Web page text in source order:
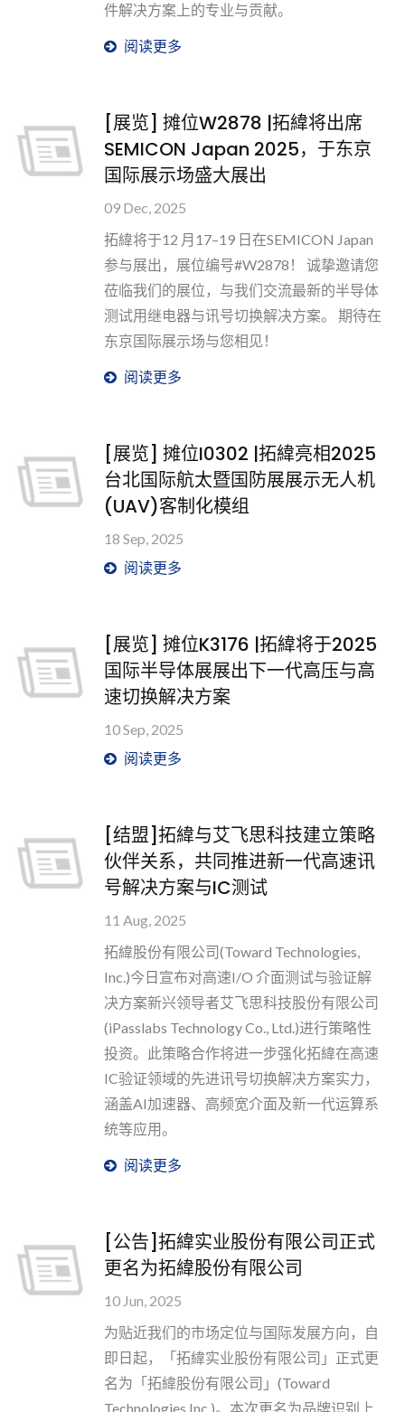
件解决方案上的专业与贡献。
阅读更多
[展览] 摊位W2878 |拓緯将出席
SEMICON Japan 2025，于东京
国际展示场盛大展出
09 Dec, 2025
拓緯将于12 月17–19 日在SEMICON Japan
参与展出，展位编号#W2878！ 诚挚邀请您
莅临我们的展位，与我们交流最新的半导体
测试用继电器与讯号切换解决方案。 期待在
东京国际展示场与您相见！
阅读更多
[展览] 摊位I0302 |拓緯亮相2025
台北国际航太暨国防展展示无人机
(UAV)客制化模组
18 Sep, 2025
阅读更多
[展览] 摊位K3176 |拓緯将于2025
国际半导体展展出下一代高压与高
速切换解决方案
10 Sep, 2025
阅读更多
[结盟]拓緯与艾飞思科技建立策略
伙伴关系，共同推进新一代高速讯
号解决方案与IC测试
11 Aug, 2025
拓緯股份有限公司(Toward Technologies,
Inc.)今日宣布对高速I/O 介面测试与验证解
决方案新兴领导者艾飞思科技股份有限公司
(iPasslabs Technology Co., Ltd.)进行策略性
投资。此策略合作将进一步强化拓緯在高速
IC验证领域的先进讯号切换解决方案实力，
涵盖AI加速器、高频宽介面及新一代运算系
统等应用。
阅读更多
[公告]拓緯实业股份有限公司正式
更名为拓緯股份有限公司
10 Jun, 2025
为贴近我们的市场定位与国际发展方向，自
即日起，「拓緯实业股份有限公司」正式更
名为「拓緯股份有限公司」(Toward
Technologies Inc.)。本次更名为品牌识别上